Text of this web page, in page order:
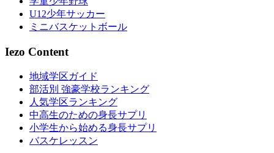
U12少年サッカー
ミニバスケットボール
Iezo Content
地域学区ガイド
部活別 強豪学校ランキング
人気学区ランキング
中高生のための身長サプリ
小学生から始める身長サプリ
バスケレッスン